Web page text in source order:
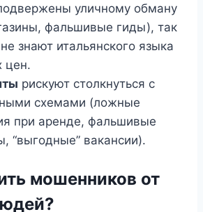
уличному обману
фальшивые гиды), так
знают итальянского языка
цен.
рискуют столкнуться с
схемами (ложные
при аренде, фальшивые
“выгодные” вакансии).
мошенников от